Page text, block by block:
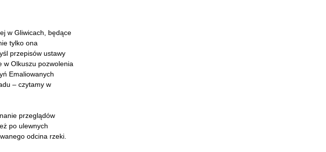
w Gliwicach, będące
tylko ona
przepisów ustawy
w Olkuszu pozwolenia
Emaliowanych
– czytamy w
przeglądów
po ulewnych
odcina rzeki.